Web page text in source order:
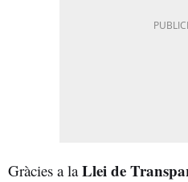
Gràcies a laLlei de